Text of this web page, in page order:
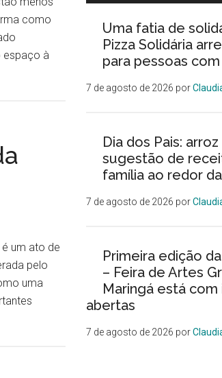
como
espaço à
um ato de
pelo
uma
Uma fatia de
Pizza Solidária
para pessoas
7 de agosto de 2026 por
Dia dos Pais:
sugestão de
família ao redor
7 de agosto de 2026 por
Primeira edição
– Feira de Artes
Maringá está com
abertas
7 de agosto de 2026 por